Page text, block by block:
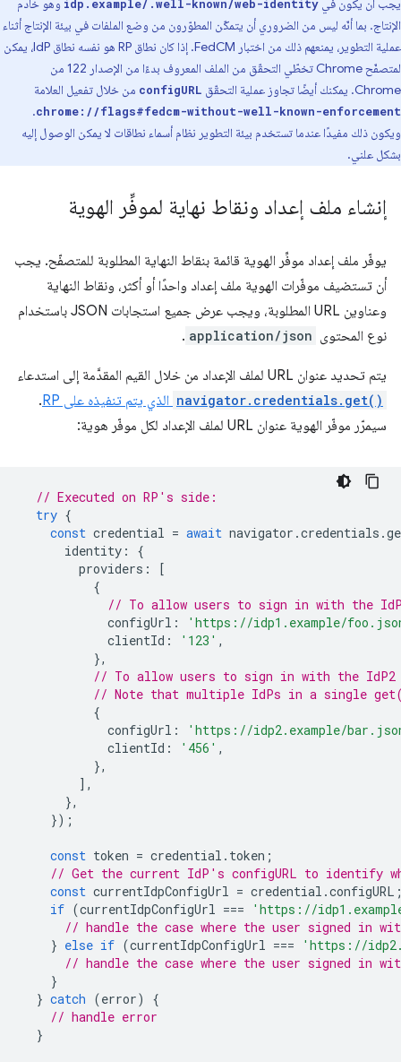
يجب أن يكون في idp.example/.well-known/web-identity وهو خادم
الإنتاج. بما أنّه ليس من الضروري أن يتمكّن المطوّرون من وضع الملفات في بيئة الإنتاج أثناء
عملية التطوير، يمنعهم ذلك من اختبار FedCM. إذا كان نطاق RP هو نفسه نطاق IdP، يمكن
لمتصفّح Chrome تخطّي التحقّق من الملف المعروف بدءًا من الإصدار 122 من
Chrome. يمكنك أيضًا تجاوز عملية التحقّق
configURL من خلال تفعيل العلامة
chrome://flags#fedcm-without-well-known-enforcement
.
ويكون ذلك مفيدًا عندما تستخدم بيئة التطوير نظام أسماء نطاقات لا يمكن الوصول إليه
بشكل علني.
إنشاء ملف إعداد ونقاط نهاية لموفِّر الهوية
يوفّر ملف إعداد موفِّر الهوية قائمة بنقاط النهاية المطلوبة للمتصفّح. يجب
أن تستضيف موفّرات الهوية ملف إعداد واحدًا أو أكثر، ونقاط النهاية
وعناوين URL المطلوبة، ويجب عرض جميع استجابات JSON باستخدام
نوع المحتوى application/json
.
يتم تحديد عنوان URL لملف الإعداد من خلال القيم المقدَّمة إلى استدعاء
navigator.credentials.get() الذي يتم تنفيذه على RP
.
سيمرّر موفّر الهوية عنوان URL لملف الإعداد لكل موفّر هوية:
// Executed on RP's side:
try {
const credential = await navigator .credentials .
identity :
{
providers :
[
{
// To allow users to sign in with the
configUrl :
'https://idp1.example/
clientId : '123' ,
},
// To allow users to sign in with the IdP2
// Note that multiple IdPs in a single get()
{
configUrl :
'https://idp2.example/
clientId : '456' ,
},
],
},
});
const token = credential . token ;
// Get the current IdP's configURL to identify
const currentIdpConfigUrl = credential .configURL
if (currentIdpConfigUrl ===
'https://
// handle the case where the user signed in
} else if (currentIdpConfigUrl ===
'https://
// handle the case where the user signed in
}
} catch (error)
{
// handle error
}